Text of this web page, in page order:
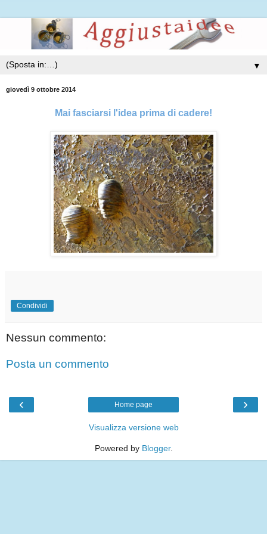
▼
giovedì 9 ottobre 2014
Mai fasciarsi l'idea prima di cadere!
Condividi
Nessun commento:
Posta un commento
‹ ›
Home page
Visualizza versione web
Powered by Blogger.